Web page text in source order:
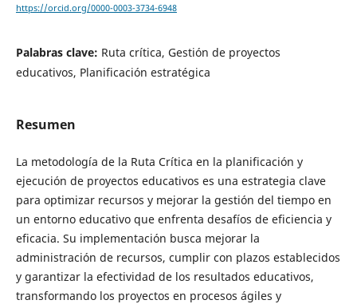
https://orcid.org/0000-0003-3734-6948
Palabras clave: Ruta crítica, Gestión de proyectos
educativos, Planificación estratégica
Resumen
La metodología de la Ruta Crítica en la planificación y
ejecución de proyectos educativos es una estrategia clave
para optimizar recursos y mejorar la gestión del tiempo en
un entorno educativo que enfrenta desafíos de eficiencia y
eficacia. Su implementación busca mejorar la
administración de recursos, cumplir con plazos establecidos
y garantizar la efectividad de los resultados educativos,
transformando los proyectos en procesos ágiles y